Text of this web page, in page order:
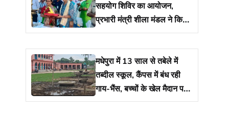
सहयोग शिविर का आयोजन,
प्रभारी मंत्री शीला मंडल ने किया
शुभारंभ
मधेपुरा में 13 साल से तबेले में
तब्दील स्कूल, कैंपस में बंध रही
गाय-भैंस, बच्चों के खेल मैदान पर
रखा है 17 नाद